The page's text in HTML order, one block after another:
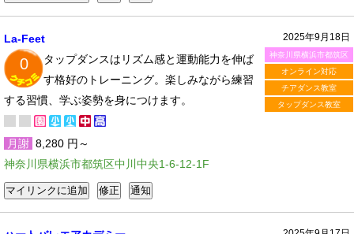
2025年9月18日
神奈川県横浜市都筑区
オンライン対応
チアダンス教室
タップダンス教室
La-Feet
0
タップダンスはリズム感と運動能力を伸ば
す格好のトレーニング。楽しみながら練習
する習慣、学ぶ姿勢を身につけます。
月謝 8,280 円～
神奈川県横浜市都筑区中川中央1-6-12-1F